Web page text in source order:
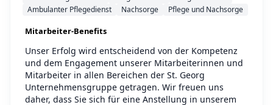
Ambulanter Pflegedienst
Nachsorge Pflege und Nachsorge
Mitarbeiter-Benefits
Unser Erfolg wird entscheidend von der Kompetenz
und dem Engagement unserer Mitarbeiterinnen und
Mitarbeiter in allen Bereichen der St. Georg
Unternehmensgruppe getragen. Wir freuen uns
daher, dass Sie sich für eine Anstellung in unserem